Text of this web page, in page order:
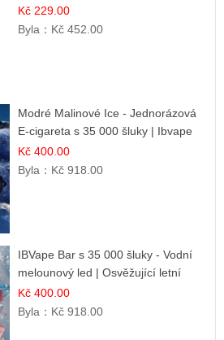
Zmrzlina | Tropický dezert
Kč 229.00
Byla： Kč 452.00
Modré Malinové Ice - Jednorázová
E-cigareta s 35 000 šluky | Ibvape
Kč 400.00
Byla： Kč 918.00
IBVape Bar s 35 000 šluky - Vodní
melounový led | Osvěžující letní
příchuť
Kč 400.00
Byla： Kč 918.00